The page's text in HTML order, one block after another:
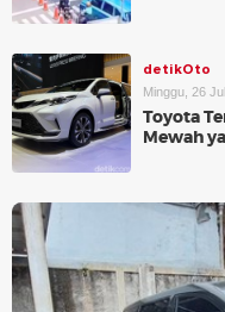
detikOto
Minggu, 26
Toyota
Mewah